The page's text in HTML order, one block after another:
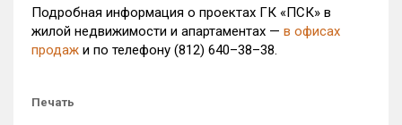
Подробная информация о проектах ГК «ПСК» в
жилой недвижимости и апартаментах — в офисах
продаж и по телефону (812) 640–38–38.
Печать